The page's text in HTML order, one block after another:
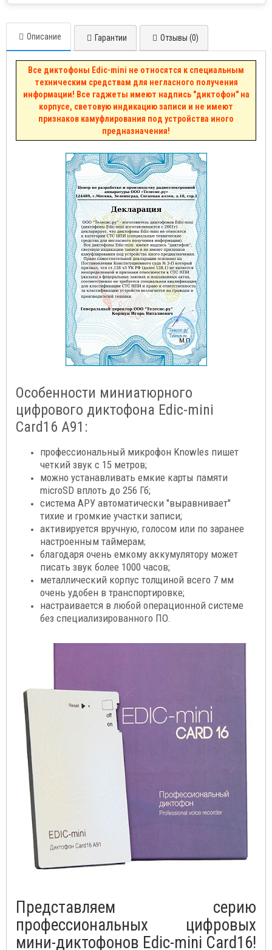
Описание Гарантии Отзывы (0)
Все диктофоны Edic-mini не относятся к специальным
техническим средствам для негласного получения
информации! Все гаджеты имеют надпись "диктофон" на
корпусе, световую индикацию записи и не имеют
признаков камуфлирования под устройства иного
предназначения!
Особенности миниатюрного
цифрового диктофона Edic-mini
Card16 A91:
профессиональный микрофон Knowles пишет
четкий звук с 15 метров;
можно устанавливать емкие карты памяти
microSD вплоть до 256 Гб;
система АРУ автоматически "выравнивает"
тихие и громкие участки записи;
активируется вручную, голосом или по заранее
настроенным таймерам;
благодаря очень емкому аккумулятору может
писать звук более 1000 часов;
металлический корпус толщиной всего 7 мм
очень удобен в транспортировке;
настраивается в любой операционной системе
без специализированного ПО.
Представляем серию
профессиональных цифровых
мини-диктофонов Edic-mini Card16!